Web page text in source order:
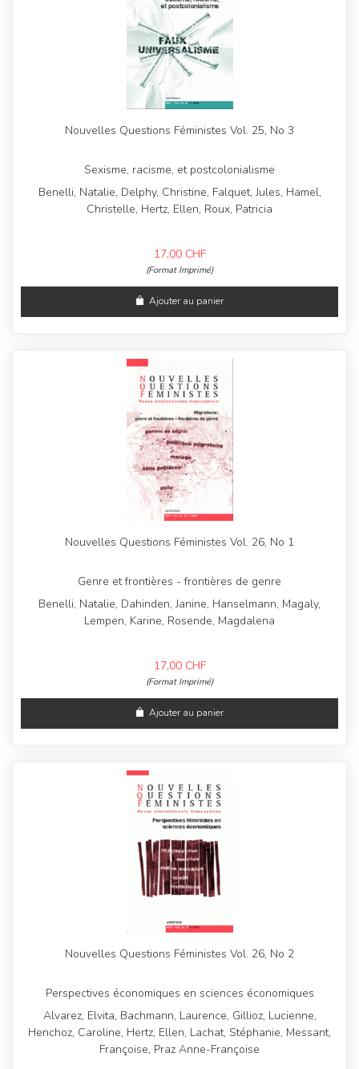
Nouvelles Questions Féministes Vol. 25, No 3
Sexisme, racisme, et postcolonialisme
Benelli, Natalie, Delphy, Christine, Falquet, Jules, Hamel,
Christelle, Hertz, Ellen, Roux, Patricia
17,00 CHF
(Format Imprimé)
Ajouter au panier
Nouvelles Questions Féministes Vol. 26, No 1
Genre et frontières - frontières de genre
Benelli, Natalie, Dahinden, Janine, Hanselmann, Magaly,
Lempen, Karine, Rosende, Magdalena
17,00 CHF
(Format Imprimé)
Ajouter au panier
Nouvelles Questions Féministes Vol. 26, No 2
Perspectives économiques en sciences économiques
Alvarez, Elvita, Bachmann, Laurence, Gillioz, Lucienne,
Henchoz, Caroline, Hertz, Ellen, Lachat, Stéphanie, Messant,
Françoise, Praz Anne-Françoise